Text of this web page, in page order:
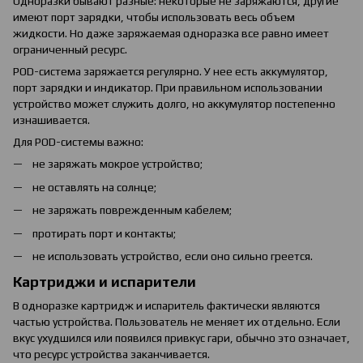
имеют порт зарядки, чтобы использовать весь объем
жидкости. Но даже заряжаемая одноразка все равно имеет
ограниченный ресурс.
POD-система заряжается регулярно. У нее есть аккумулятор,
порт зарядки и индикатор. При правильном использовании
устройство может служить долго, но аккумулятор постепенно
изнашивается.
Для POD-системы важно:
не заряжать мокрое устройство;
не оставлять на солнце;
не заряжать поврежденным кабелем;
протирать порт и контакты;
не использовать устройство, если оно сильно греется.
Картриджи и испарители
В одноразке картридж и испаритель фактически являются
частью устройства. Пользователь не меняет их отдельно. Если
вкус ухудшился или появился привкус гари, обычно это означает,
что ресурс устройства заканчивается.